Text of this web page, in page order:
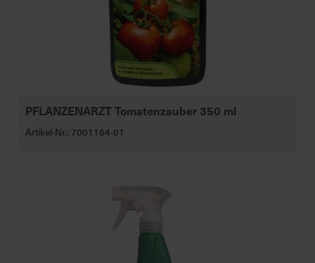
PFLANZENARZT Tomatenzauber 350 ml
Artikel-Nr.: 7001164-01